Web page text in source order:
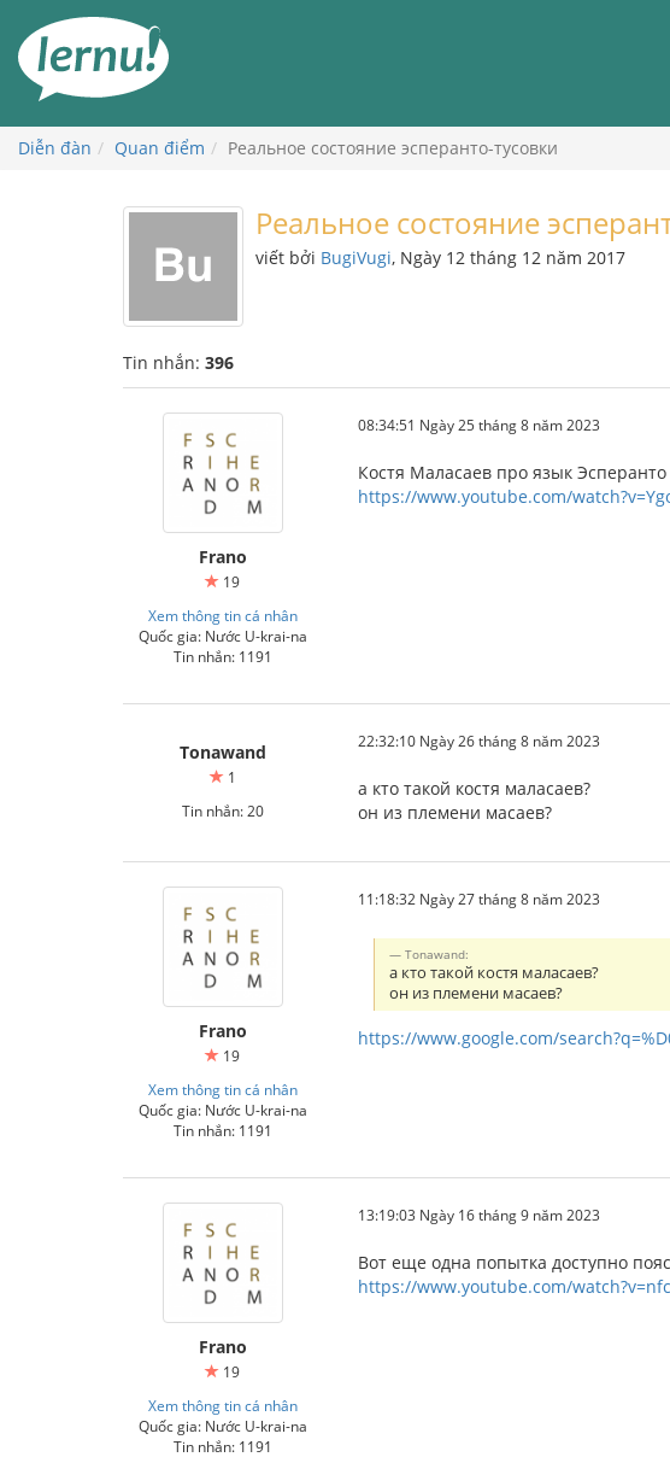
đến
phần
dung
Diễn đàn Quan điểm Реальное состояние эсперанто-тусовки
Реальное состояние
viết bởi BugiVugi, Ngày 12 tháng 12 năm 2017
Tin nhắn: 396
Frano
19
Xem thông tin cá nhân
Quốc gia: Nước U-krai-na
Tin nhắn: 1191
08:34:51 Ngày 25 tháng 8 năm 2023
Костя Маласаев про язык Эсперанто
https://www.youtube.com/
Tonawand
1
Tin nhắn: 20
22:32:10 Ngày 26 tháng 8 năm 2023
а кто такой костя маласаев?
он из племени масаев?
Frano
19
Xem thông tin cá nhân
Quốc gia: Nước U-krai-na
Tin nhắn: 1191
11:18:32 Ngày 27 tháng 8 năm 2023
Tonawand:
а кто такой костя маласаев?
он из племени масаев?
https://www.google.com/
Frano
19
Xem thông tin cá nhân
Quốc gia: Nước U-krai-na
Tin nhắn: 1191
13:19:03 Ngày 16 tháng 9 năm 2023
Вот еще одна попытка доступно
https://www.youtube.com/